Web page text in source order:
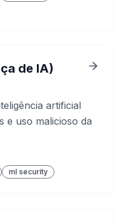
de IA)
artificial
e uso malicioso da
ml security